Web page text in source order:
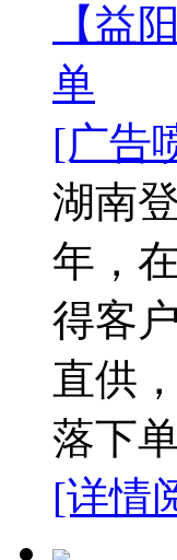
【益
单
[广告
湖南
年，
得客
直供
落下
[详情